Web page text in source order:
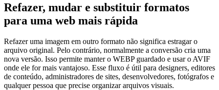
Refazer, mudar e substituir formatos
para uma web mais rápida
Refazer uma imagem em outro formato não significa estragar o
arquivo original. Pelo contrário, normalmente a conversão cria uma
nova versão. Isso permite manter o WEBP guardado e usar o AVIF
onde ele for mais vantajoso. Esse fluxo é útil para designers, editores
de conteúdo, administradores de sites, desenvolvedores, fotógrafos e
qualquer pessoa que precise organizar arquivos visuais.